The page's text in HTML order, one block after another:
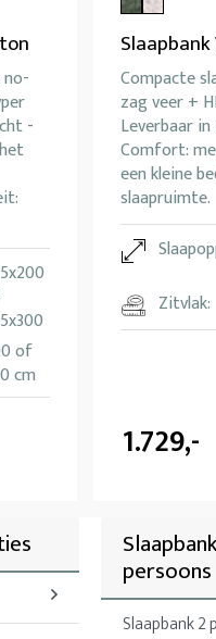
-
of
cm
Compacte
zag veer +
Leverbaar
Comfort:
een kleine
slaapruimte.
Zitvlak:
1.729,-
persoons
Slaapbank 2